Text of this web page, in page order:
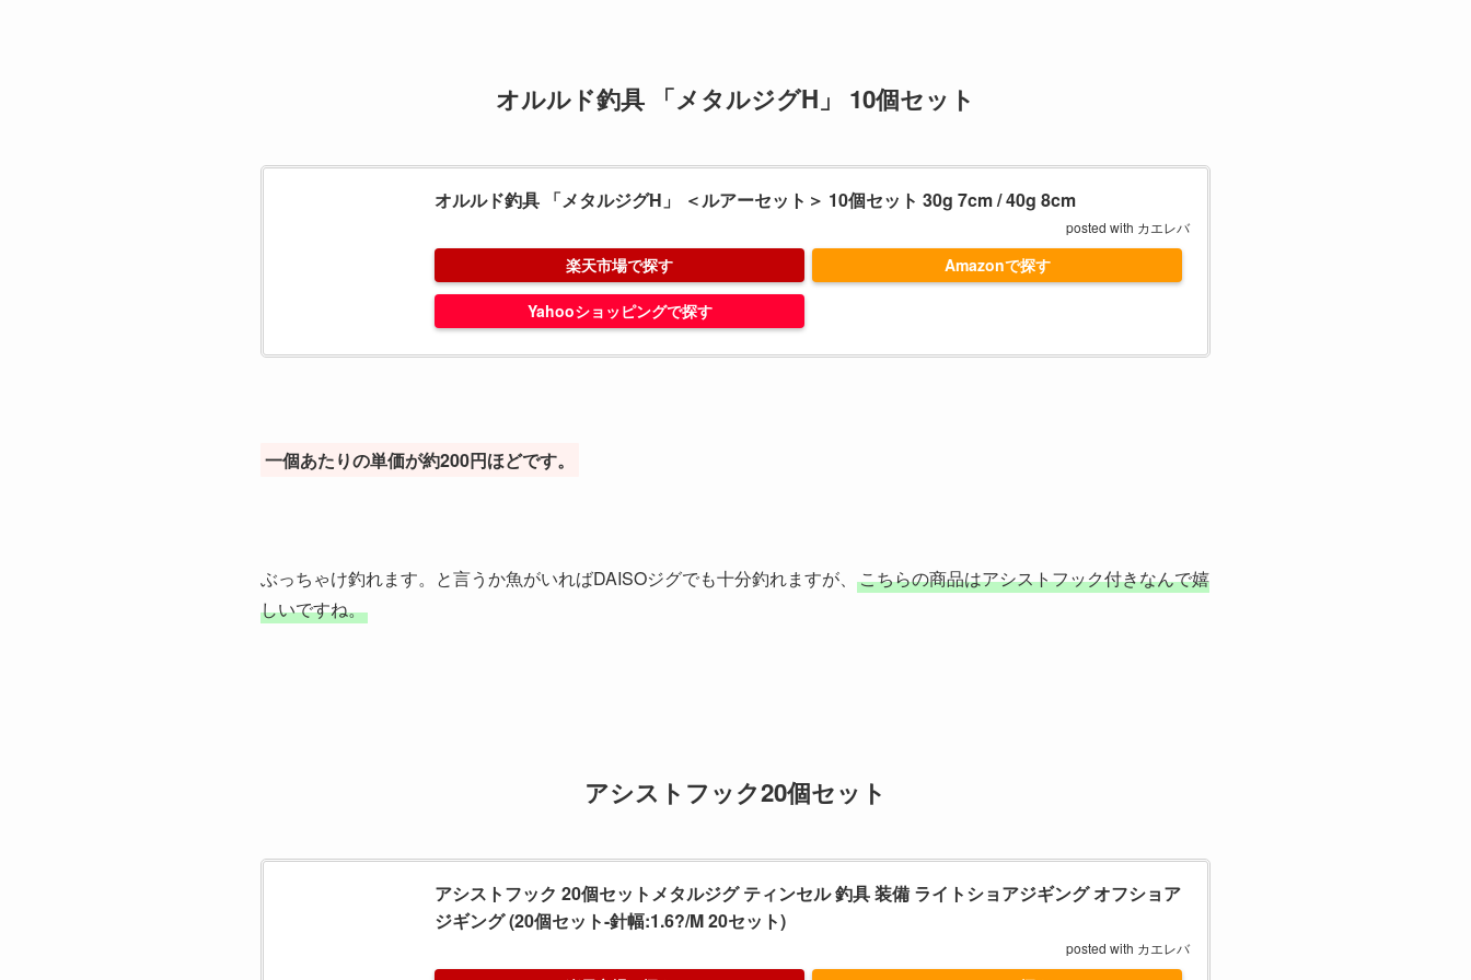
オルルド釣具 「メタルジグH」 10個セット
オルルド釣具 「メタルジグH」 ＜ルアーセット＞ 10個セット 30g 7cm / 40g 8cm
posted with カエレバ
楽天市場で探す Amazonで探す
Yahooショッピングで探す
一個あたりの単価が約200円ほどです。
ぶっちゃけ釣れます。と言うか魚がいればDAISOジグでも十分釣れますが、 こちらの商品はアシストフック付きなんで嬉
しいですね。
アシストフック20個セット
アシストフック 20個セットメタルジグ ティンセル 釣具 装備 ライトショアジギング オフショア
ジギング (20個セット-針幅:1.6?/M 20セット)
posted with カエレバ